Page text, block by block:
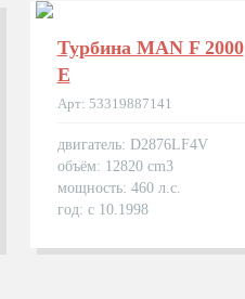
Турбина MAN F 2000
E
Арт: 53319887141
двигатель: D2876LF4V
объём: 12820 cm3
мощность: 460 л.с.
год: с 10.1998